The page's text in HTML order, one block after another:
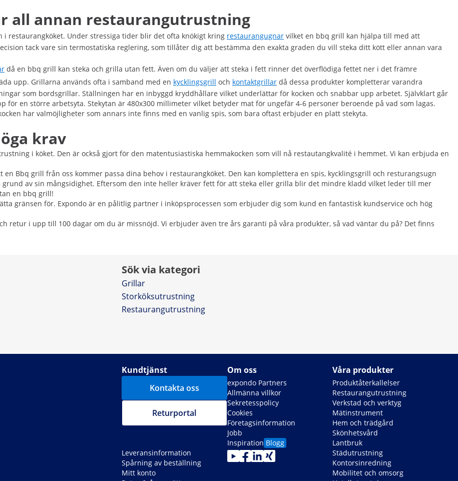
all annan restaurangutrustning
restaurangköket. Under stressiga tider blir det ofta knökigt kring restaurangugnar vilket en bbq grill kan hjälpa till med att
tack vare sin termostatiska reglering, som tillåter dig att bestämma den exakta graden du vill steka ditt kött eller annan vara
då en bbq grill kan steka och grilla utan fett. Även om du väljer att steka i fett rinner det överflödiga fettet ner i det främre
upp. Grillarna används ofta i samband med en kycklingsgrill och kontaktgrillar då dessa produkter kompletterar varandra
som bordsgrillar. Ställningen har en inbyggd kryddhållare vilket underlättar för kocken och snabbar upp arbetet. Självklart går
för en större arbetsyta. Stekytan är 480x300 millimeter vilket betyder mat för ungefär 4-6 personer beroende på vad som lagas.
har valmöjligheter som annars inte finns med en vanlig spis, som bara oftast erbjuder en platt stekyta.
krav
i köket. Den är också gjort för den matentusiastiska hemmakocken som vill nå restautangkvalité i hemmet. Vi kan erbjuda en
Bbq grill från oss kommer passa dina behov i restaurangköket. Den kan komplettera en spis, kycklingsgrill och resturangsugn
av sin mångsidighet. Eftersom den inte heller kräver fett för att steka eller grilla blir det mindre kladd vilket leder till mer
en bbq grill!
gränsen för. Expondo är en pålitlig partner i inköpsprocessen som erbjuder dig som kund en fantastisk kundservice och hög
retur i upp till 100 dagar om du är missnöjd. Vi erbjuder även tre års garanti på våra produkter, så vad väntar du på? Det finns
Sök via kategori
Grillar
Storköksutrustning
Restaurangutrustning
Kundtjänst
Kontakta oss
Returportal
Leveransinformation
Spårning av beställning
Mitt konto
Om oss
expondo Partners
Allmänna villkor
Sekretesspolicy
Cookies
Företagsinformation
Jobb
Inspiration Blogg
Våra produkter
Produktåterkallelser
Restaurangutrustning
Verkstad och verktyg
Mätinstrument
Hem och trädgård
Skönhetsvård
Lantbruk
Städutrustning
Kontorsinredning
Mobilitet och omsorg